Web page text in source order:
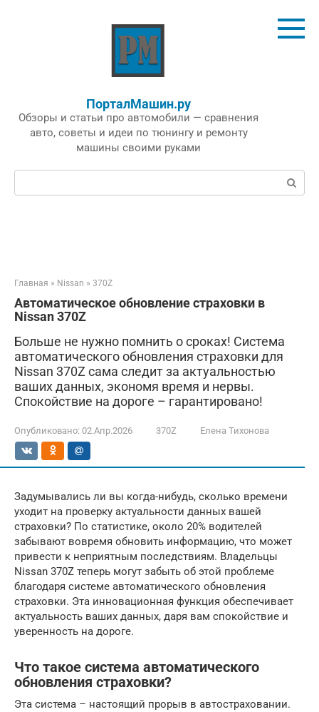
ПорталМашин.ру
Обзоры и статьи про автомобили — сравнения
авто, советы и идеи по тюнингу и ремонту
машины своими руками
Поиск:
Главная » Nissan » 370Z
Автоматическое обновление страховки в
Nissan 370Z
Больше не нужно помнить о сроках! Система
автоматического обновления страховки для
Nissan 370Z сама следит за актуальностью
ваших данных, экономя время и нервы.
Спокойствие на дороге – гарантировано!
Опубликовано: 02.Апр.2026 370Z Елена Тихонова
Задумывались ли вы когда-нибудь, сколько времени
уходит на проверку актуальности данных вашей
страховки? По статистике, около 20% водителей
забывают вовремя обновить информацию, что может
привести к неприятным последствиям. Владельцы
Nissan 370Z теперь могут забыть об этой проблеме
благодаря системе автоматического обновления
страховки. Эта инновационная функция обеспечивает
актуальность ваших данных, даря вам спокойствие и
уверенность на дороге.
Что такое система автоматического
обновления страховки?
Эта система – настоящий прорыв в автостраховании.